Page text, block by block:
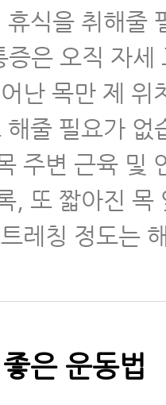
식을 취해줄
증은 오직 자세
난 목만 제 위
줄 필요가 없
주변 근육 및
, 또 짧아진 목
레칭 정도는
은 운동법